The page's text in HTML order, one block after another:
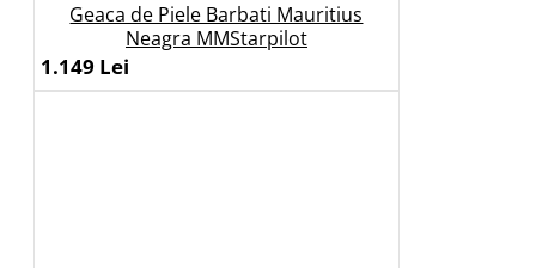
Geaca de Piele Barbati Mauritius
Neagra MMStarpilot
1.149 Lei